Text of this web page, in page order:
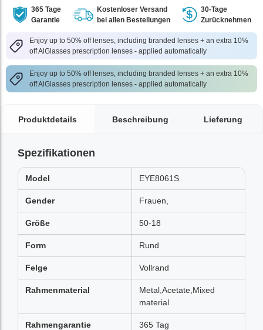
365 Tage
Garantie
Kostenloser Versand
bei allen Bestellungen
30-Tage
Zurücknehmen
Enjoy up to 50% off lenses, including branded lenses + an extra 10%
off AlGlasses prescription lenses - applied automatically
Enjoy up to 50% off lenses, including branded lenses + an extra 10%
off AlGlasses prescription lenses - applied automatically
Produktdetails Beschreibung Lieferung
Spezifikationen
Model EYE8061S
Gender Frauen,
Größe 50-18
Form Rund
Felge Vollrand
Rahmenmaterial
Metal,Acetate,Mixed
material
Rahmengarantie 365 Tag